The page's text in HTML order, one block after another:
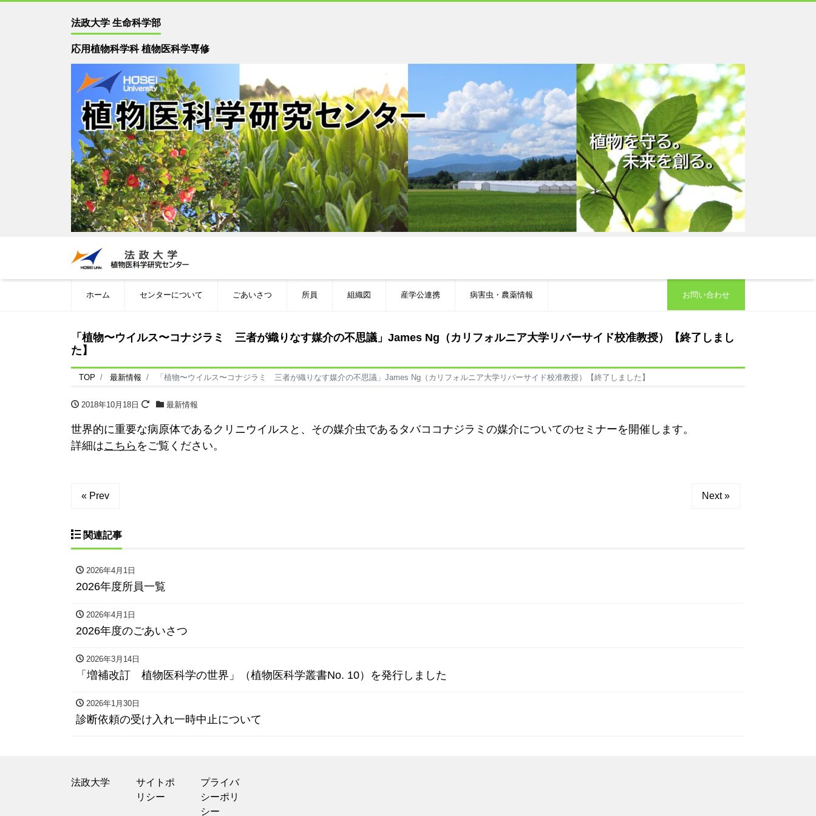
法政大学 生命科学部
応用植物科学科 植物医科学専修
ホーム センターについて ごあいさつ 所員 組織図 産学公連携 病害虫・農薬情報 お問い合わせ
「植物〜ウイルス〜コナジラミ 三者が織りなす媒介の不思議」James Ng（カリフォルニア大学リバーサイド校准教授）【終了しまし
た】
TOP 最新情報 「植物〜ウイルス〜コナジラミ 三者が織りなす媒介の不思議」James Ng（カリフォルニア大学リバーサイド校准教授）【終了しました】
2018年10月18日 最新情報
世界的に重要な病原体であるクリニウイルスと、その媒介虫であるタバココナジラミの媒介についてのセミナーを開催します。
詳細はこちら をご覧ください。
« Prev Next »
関連記事
2026年4月1日
2026年度所員一覧
2026年4月1日
2026年度のごあいさつ
2026年3月14日
「増補改訂 植物医科学の世界」（植物医科学叢書No. 10）を発行しました
2026年1月30日
診断依頼の受け入れ一時中止について
法政大学
サイトポ
リシー
プライバ
シーポリ
シー